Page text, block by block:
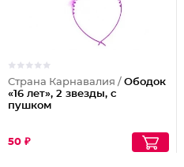
Страна Карнавалия / Ободок
«16 лет», 2 звезды, с
пушком
50 ₽